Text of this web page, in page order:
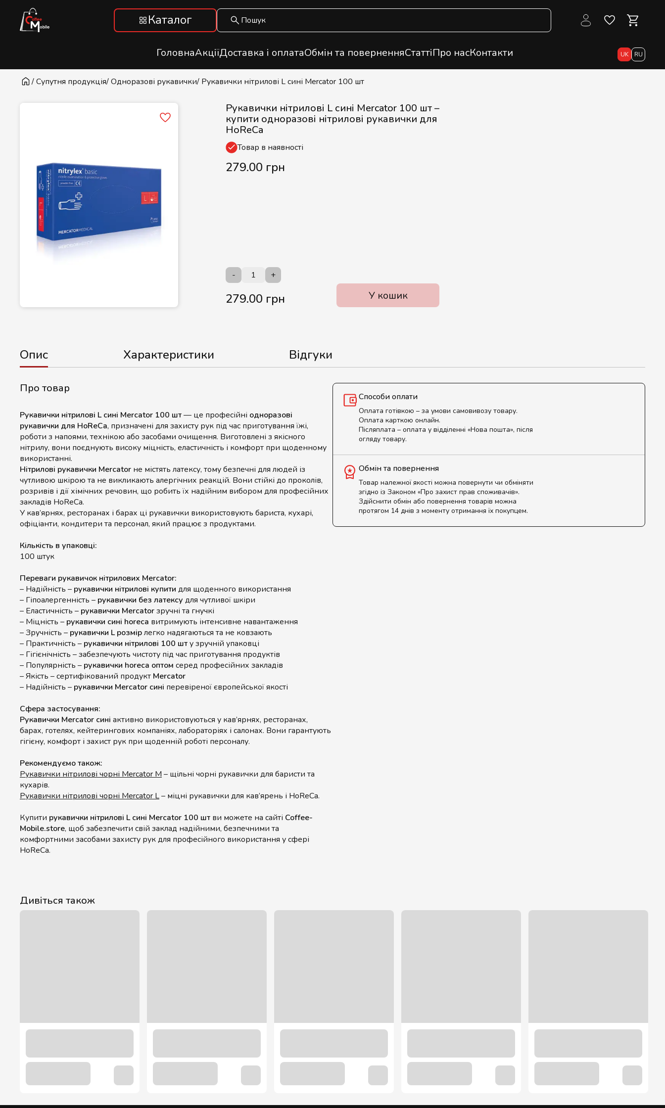
Каталог
ГоловнаАкціїДоставка і оплатаОбмін та поверненняСтаттіПро насКонтакти UK RU
/ Супутня продукція/ Одноразові рукавички/ Рукавички нітрилові L сині Mercator 100 шт
Рукавички нітрилові L сині Mercator 100 шт –
купити одноразові нітрилові рукавички для
HoReCa
Товар в наявності
279.00 грн
- +
279.00 грн У кошик
Опис Характеристики Відгуки
Про товар
Рукавички нітрилові L сині Mercator 100 шт— це професійні одноразові
рукавички для HoReCa, призначені для захисту рук під час приготування їжі,
роботи з напоями, технікою або засобами очищення. Виготовлені з якісного
нітрилу, вони поєднують високу міцність, еластичність і комфорт при щоденному
використанні.
Нітрилові рукавички Mercator не містять латексу, тому безпечні для людей із
чутливою шкірою та не викликають алергічних реакцій. Вони стійкі до проколів,
розривів і дії хімічних речовин, що робить їх надійним вибором для професійних
закладів HoReCa.
У кав’ярнях, ресторанах і барах ці рукавички використовують бариста, кухарі,
офіціанти, кондитери та персонал, який працює з продуктами.
Кількість в упаковці:
100 штук
Переваги рукавичок нітрилових Mercator:
– Надійність – рукавички нітрилові купити для щоденного використання
– Гіпоалергенність – рукавички без латексу для чутливої шкіри
– Еластичність – рукавички Mercatorзручні та гнучкі
– Міцність – рукавички сині horeca витримують інтенсивне навантаження
– Зручність – рукавички L розмірлегко надягаються та не ковзають
– Практичність – рукавички нітрилові 100 шту зручній упаковці
– Гігієнічність – забезпечують чистоту під час приготування продуктів
– Популярність – рукавички horeca оптом серед професійних закладів
– Якість – сертифікований продукт Mercator
– Надійність – рукавички Mercator сині перевіреної європейської якості
Сфера застосування:
Рукавички Mercator сині активно використовуються у кав’ярнях, ресторанах,
барах, готелях, кейтерингових компаніях, лабораторіях і салонах. Вони гарантують
гігієну, комфорт і захист рук при щоденній роботі персоналу.
Рекомендуємо також:
Рукавички нітрилові чорні Mercator M – щільні чорні рукавички для баристи та
кухарів.
Рукавички нітрилові чорні Mercator L– міцні рукавички для кав’ярень і HoReCa.
Купити рукавички нітрилові L сині Mercator 100 шт ви можете на сайті Coffee-
Mobile.store, щоб забезпечити свій заклад надійними, безпечними та
комфортними засобами захисту рук для професійного використання у сфері
HoReCa.
Способи оплати
Оплата готівкою – за умови самовивозу товару.
Оплата карткою онлайн.
Післяплата – оплата у відділенні «Нова пошта», після
огляду товару.
Обмін та повернення
Товар належної якості можна повернути чи обміняти
згідно із Законом «Про захист прав споживачів».
Здійснити обмін або повернення товарів можна
протягом 14 днів з моменту отримання їх покупцем.
Дивіться також
139.00 грн